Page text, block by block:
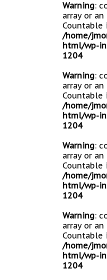
Warning:
array or
Countable
/home/
html/wp-
1204
Warning:
array or
Countable
/home/
html/wp-
1204
Warning:
array or
Countable
/home/
html/wp-
1204
Warning:
array or
Countable
/home/
html/wp-
1204